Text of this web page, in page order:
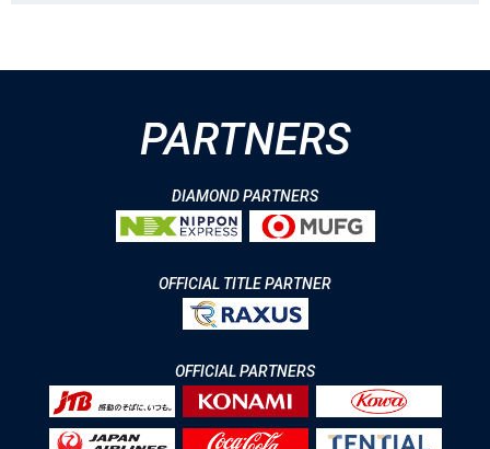
PARTNERS
DIAMOND PARTNERS
OFFICIAL TITLE PARTNER
OFFICIAL PARTNERS